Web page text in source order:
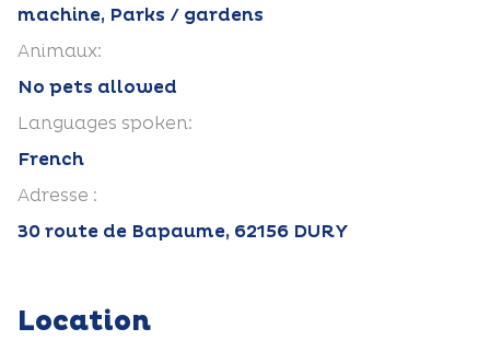
machine, Parks / gardens
Animaux:
No pets allowed
Languages spoken:
French
Adresse :
30 route de Bapaume, 62156 DURY
Location